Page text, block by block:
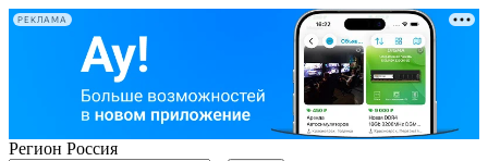
РЕКЛАМА
Регион Россия